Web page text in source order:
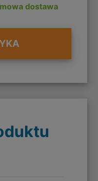
dostawa